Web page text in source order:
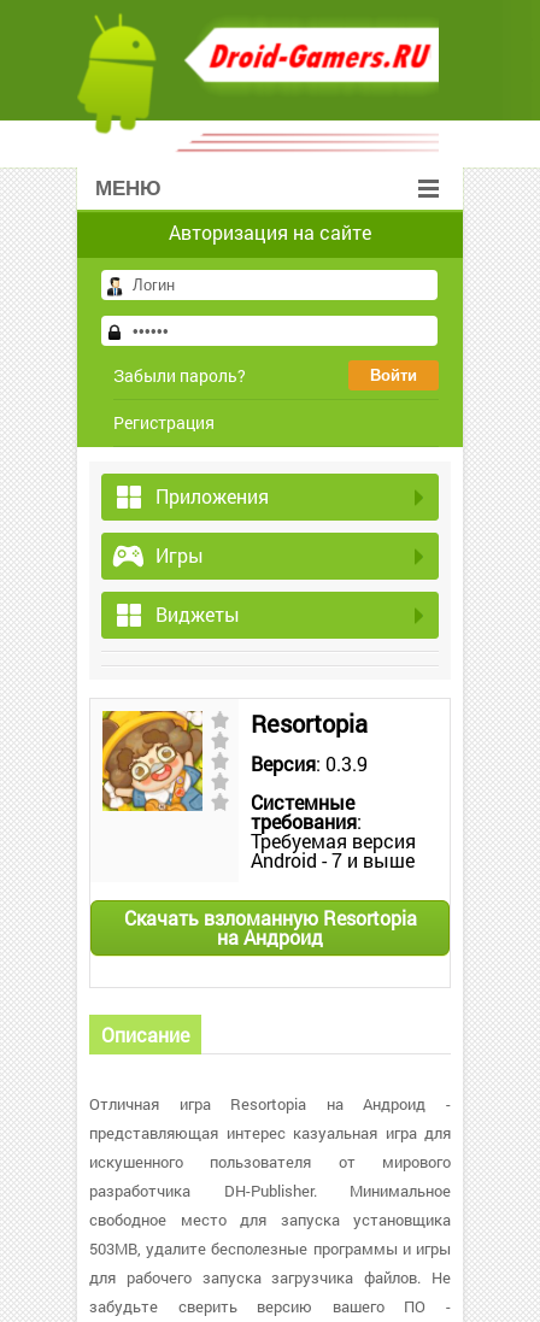
МЕНЮ
Авторизация на сайте
Забыли пароль?
Регистрация
Приложения
Игры
Виджеты
Resortopia
Версия: 0.3.9
Системные
требования:
Требуемая версия
Android - 7 и выше
Скачать взломанную Resortopia
на Андроид
Описание
Отличная игра Resortopia на Андроид -
представляющая интерес казуальная игра для
искушенного пользователя от мирового
разработчика DH-Publisher. Минимальное
свободное место для запуска установщика
503MB, удалите бесполезные программы и игры
для рабочего запуска загрузчика файлов. Не
забудьте сверить версию вашего ПО -